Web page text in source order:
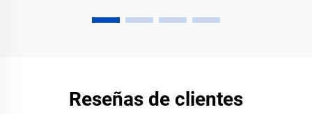
Reseñas de clientes